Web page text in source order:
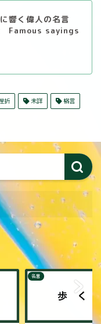
響く偉人の名言
Famous sayings
折 未詳 格言
名言